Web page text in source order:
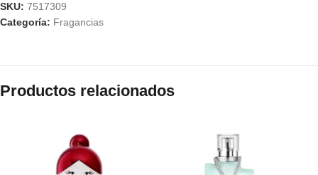
SKU: 7517309
Categoría: Fragancias
Productos relacionados